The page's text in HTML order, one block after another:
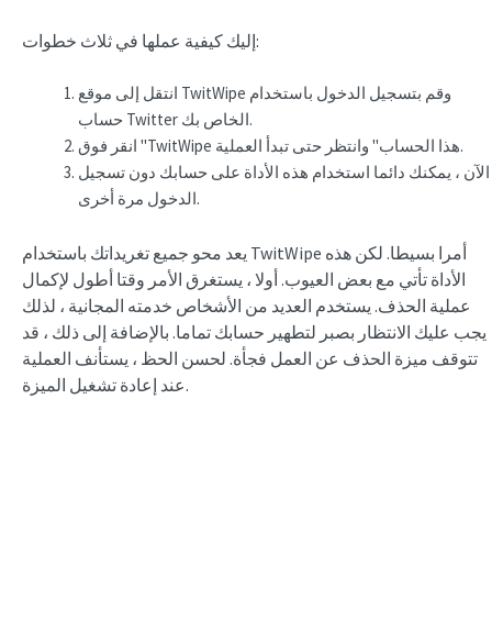
إليك كيفية عملها في ثلاث خطوات:
انتقل إلى موقع TwitWipe وقم بتسجيل الدخول باستخدام
حساب Twitter الخاص بك.
انقر فوق "TwitWipe هذا الحساب" وانتظر حتى تبدأ العملية.
الآن ، يمكنك دائما استخدام هذه الأداة على حسابك دون تسجيل
الدخول مرة أخرى.
يعد محو جميع تغريداتك باستخدام TwitWipe أمرا بسيطا. لكن هذه
الأداة تأتي مع بعض العيوب. أولا ، يستغرق الأمر وقتا أطول لإكمال
عملية الحذف. يستخدم العديد من الأشخاص خدمته المجانية ، لذلك
يجب عليك الانتظار بصبر لتطهير حسابك تماما. بالإضافة إلى ذلك ، قد
تتوقف ميزة الحذف عن العمل فجأة. لحسن الحظ ، يستأنف العملية
عند إعادة تشغيل الميزة.